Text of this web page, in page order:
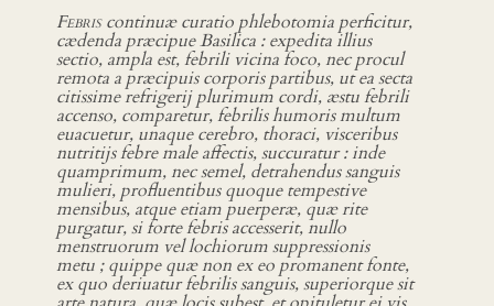
Febriscontinuæ curatio phlebotomia perficitur,
cædenda præcipue Basilica : expedita illius
sectio, ampla est, febrili vicina foco, nec procul
remota a præcipuis corporis partibus, ut ea secta
citissime refrigerij plurimum cordi, æstu febrili
accenso, comparetur, febrilis humoris multum
euacuetur, unaque cerebro, thoraci, visceribus
nutritijs febre male affectis, succuratur : inde
quamprimum, nec semel, detrahendus sanguis
mulieri, profluentibus quoque tempestive
mensibus, atque etiam puerperæ, quæ rite
purgatur, si forte febris accesserit, nullo
menstruorum vel lochiorum suppressionis
metu ; quippe quæ non ex eo promanent fonte,
ex quo deriuatur febrilis sanguis, superiorque sit